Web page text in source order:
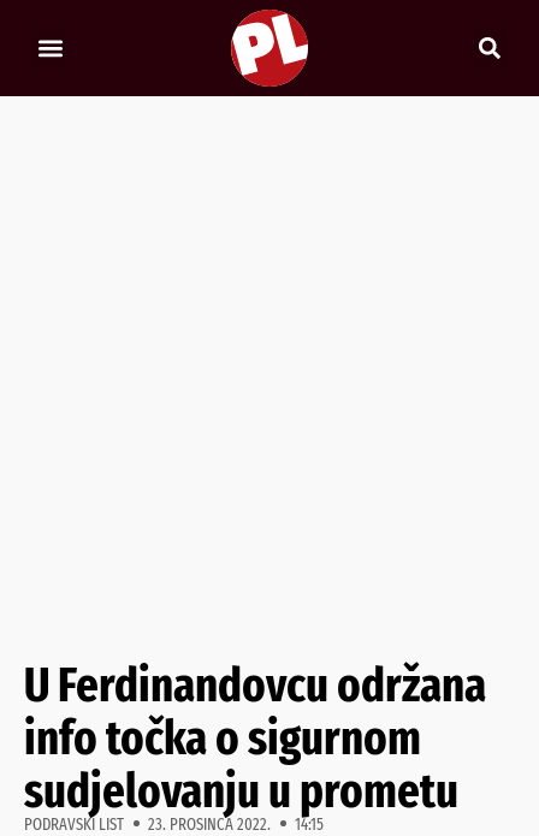
U Ferdinandovcu održana
info točka o sigurnom
sudjelovanju u prometu
PODRAVSKI LIST 23. PROSINCA 2022. 14:15